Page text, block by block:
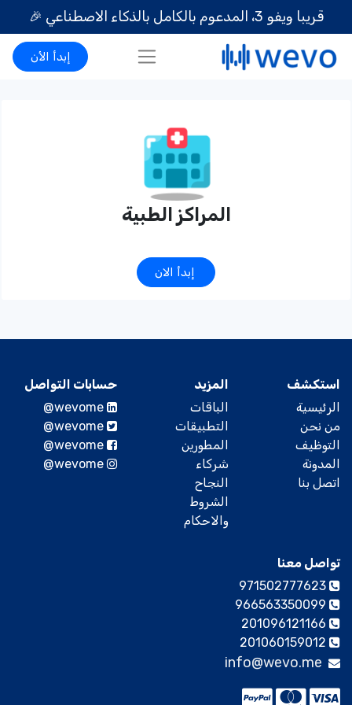
قريبا ويفو 3، المدعوم بالكامل بالذكاء الاصطناعي 🎉
إبدأ الأن
المراكز الطبية
إبدأ الان
استكشف
الرئيسية
من نحن
التوظيف
المدونة
اتصل بنا
المزيد
الباقات
التطبيقات
المطورين
شركاء
النجاح
الشروط
والاحكام
حسابات التواصل
@wevome
@wevome
@wevome
@wevome
تواصل معنا
971502777623
966563350099
201096121166
201060159012
info@wevo.me